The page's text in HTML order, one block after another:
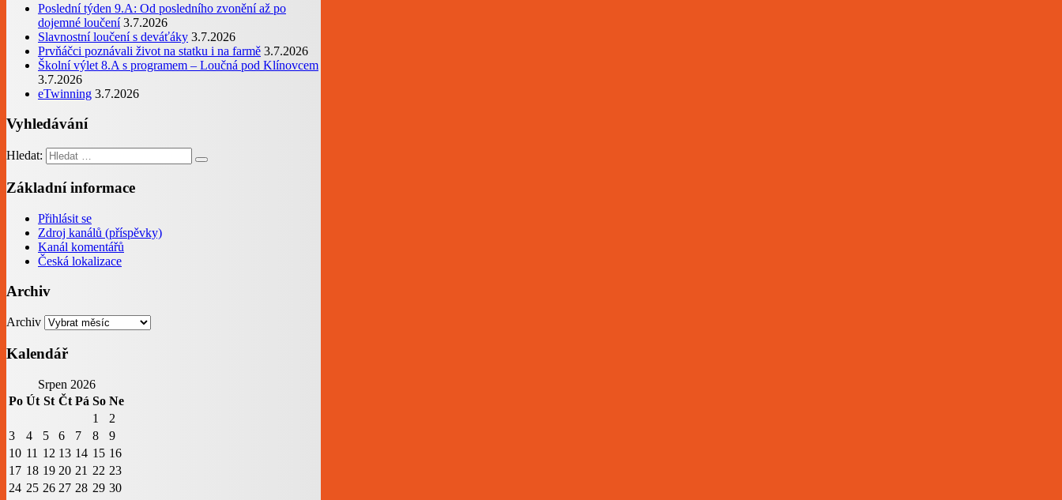
Poslední týden 9.A: Od posledního zvonění až po
dojemné loučení 3.7.2026
Slavnostní loučení s deváťáky 3.7.2026
Prvňáčci poznávali život na statku i na farmě 3.7.2026
Školní výlet 8.A s programem – Loučná pod Klínovcem
3.7.2026
eTwinning 3.7.2026
Vyhledávání
Hledat:
Základní informace
Přihlásit se
Zdroj kanálů (příspěvky)
Kanál komentářů
Česká lokalizace
Archiv
Archiv
Kalendář
Srpen 2026
Po Út St Čt Pá So Ne
1
2
3
4 5 6 7 8
9
10 11 12 13 14 15 16
17 18 19 20 21 22 23
24 25 26 27 28 29 30